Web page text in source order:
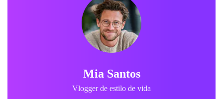
Mia Santos
Vlogger de estilo de vida